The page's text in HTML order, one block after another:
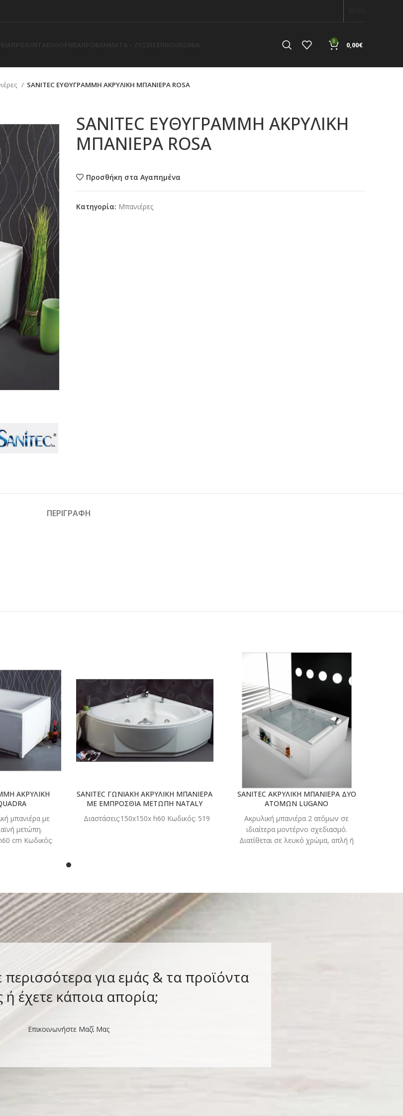
0 0,00€
SANITEC ΕΥΘΥΓΡΑΜΜΗ ΑΚΡΥΛΙΚΗ ΜΠΑΝΙΕΡΑ ROSA
SANITEC ΕΥΘΥΓΡΑΜΜΗ ΑΚΡΥΛΙΚΗ
ΜΠΑΝΙΕΡΑ ROSA
Προσθήκη στα Αγαπημένα
Κατηγορία: Μπανιέρες
ΠΕΡΙΓΡΑΦΉ
ΑΚΡΥΛΙΚΗ
μπανιέρα με
μετώπη.
cm Κωδικός:
ΔΙΑΒΑΣΤΕ
SANITEC ΓΩΝΙΑΚΗ ΑΚΡΥΛΙΚΗ ΜΠΑΝΙΕΡΑ
ΜΕ ΕΜΠΡΟΣΘΙΑ ΜΕΤΩΠΗ NATALY
Διαστάσεις:150x150x h60 Κωδικός: 519
ΔΙΑΒΑΣΤΕ
ΠΕΡΙΣΣΟΤΕΡΑ
SANITEC ΑΚΡΥΛΙΚΗ ΜΠΑΝΙΕΡΑ ΔΥΟ
ΑΤΟΜΩΝ LUGANO
Ακρυλική μπανιέρα 2 ατόμων σε
ιδιαίτερα μοντέρνο σχεδιασμό.
Διατίθεται σε λευκό χρώμα, απλή ή
ΠΕΡΙΣΣΟΤΕΡΑ
περισσότερα για εμάς & τα προϊόντα
ή έχετε κάποια απορία;
Επικοινωνήστε Μαζί Μας